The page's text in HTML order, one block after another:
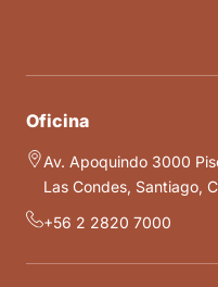
Oficina
Av. Apoquindo 3000
Las Condes, Santiago,
+56 2 2820 7000